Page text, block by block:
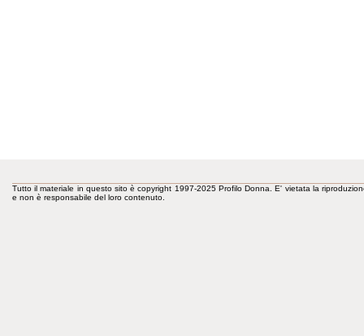
Tutto il materiale in questo sito è copyright 1997-2025 Profilo Donna. E' vietata la
e non è responsabile del loro contenuto.